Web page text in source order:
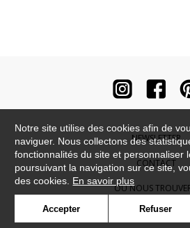
NEWSLETTER
CONTACT
OÙ NOUS
CONTRACT
Notre site utilise des cookies afin de
naviguer. Nous collectons des
fonctionnalités du site et personnaliser
poursuivant la navigation sur ce site,
des cookies. En savoir plus
Accepter Refuser